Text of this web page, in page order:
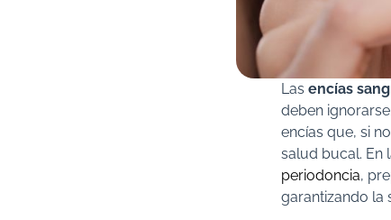
Las encías
deben ignorarse.
encías que, si
salud bucal. En
periodoncia,
garantizando la